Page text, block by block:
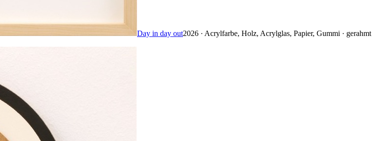
Day in day out2026 · Acrylfarbe, Holz, Acrylglas, Papier, Gummi · gerahmt